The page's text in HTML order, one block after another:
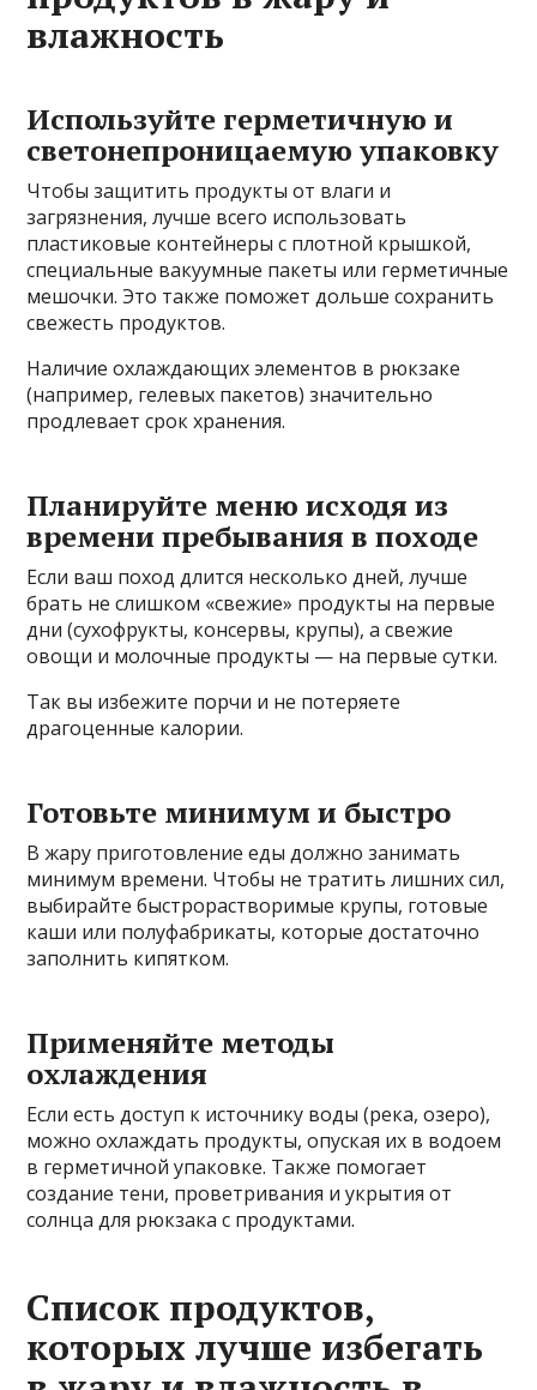
влажность
Используйте герметичную и
светонепроницаемую упаковку
Чтобы защитить продукты от влаги и
загрязнения, лучше всего использовать
пластиковые контейнеры с плотной крышкой,
специальные вакуумные пакеты или герметичные
мешочки. Это также поможет дольше сохранить
свежесть продуктов.
Наличие охлаждающих элементов в рюкзаке
(например, гелевых пакетов) значительно
продлевает срок хранения.
Планируйте меню исходя из
времени пребывания в походе
Если ваш поход длится несколько дней, лучше
брать не слишком «свежие» продукты на первые
дни (сухофрукты, консервы, крупы), а свежие
овощи и молочные продукты — на первые сутки.
Так вы избежите порчи и не потеряете
драгоценные калории.
Готовьте минимум и быстро
В жару приготовление еды должно занимать
минимум времени. Чтобы не тратить лишних сил,
выбирайте быстрорастворимые крупы, готовые
каши или полуфабрикаты, которые достаточно
заполнить кипятком.
Применяйте методы
охлаждения
Если есть доступ к источнику воды (река, озеро),
можно охлаждать продукты, опуская их в водоем
в герметичной упаковке. Также помогает
создание тени, проветривания и укрытия от
солнца для рюкзака с продуктами.
Список продуктов,
которых лучше избегать